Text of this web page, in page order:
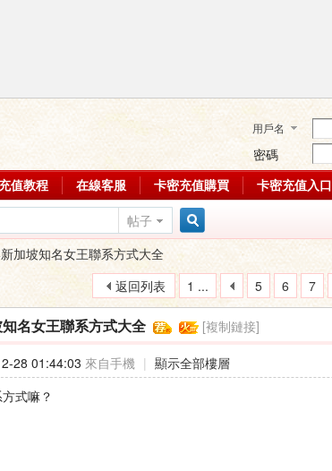
用戶名
密碼
值教程 在線客服 卡密充值購買 卡密充值入口
帖子
索
加坡知名女王聯系方式大全
1 ...
5 6 7
返回列表
名女王聯系方式大全 [複制鏈接]
28 01:44:03 來自手機 | 顯示全部樓層
式嘛？